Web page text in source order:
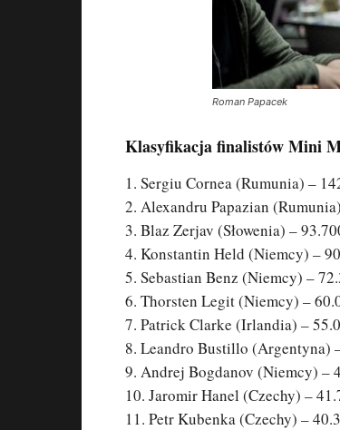
Roman Papacek
Klasyfikacja finalistów Mini
1. Sergiu Cornea (Rumunia) –
2. Alexandru Papazian
3. Blaz Zerjav (Słowenia) –
4. Konstantin Held (Niemcy) –
5. Sebastian Benz (Niemcy) –
6. Thorsten Legit (Niemcy) –
7. Patrick Clarke (Irlandia) –
8. Leandro Bustillo (Argentyna)
9. Andrej Bogdanov (Niemcy) –
10. Jaromir Hanel (Czechy) –
11. Petr Kubenka (Czechy) –